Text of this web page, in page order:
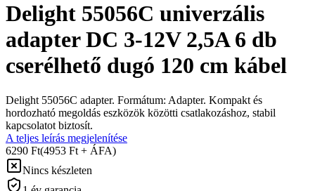
Delight 55056C univerzális
adapter DC 3-12V 2,5A 6 db
cserélhető dugó 120 cm kábel
Delight 55056C adapter. Formátum: Adapter. Kompakt és
hordozható megoldás eszközök közötti csatlakozáshoz, stabil
kapcsolatot biztosít.
A teljes leírás megjelenítése
6290 Ft(4953 Ft + ÁFA)
Nincs készleten